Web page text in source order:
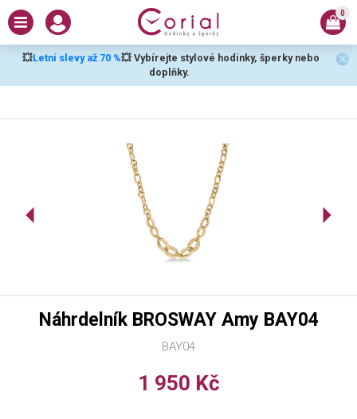
💥Letní slevy až 70 %💥 Vybírejte stylové hodinky, šperky nebo
doplňky.
0
BAY04
Náhrdelník BROSWAY Amy BAY04
1 950 Kč